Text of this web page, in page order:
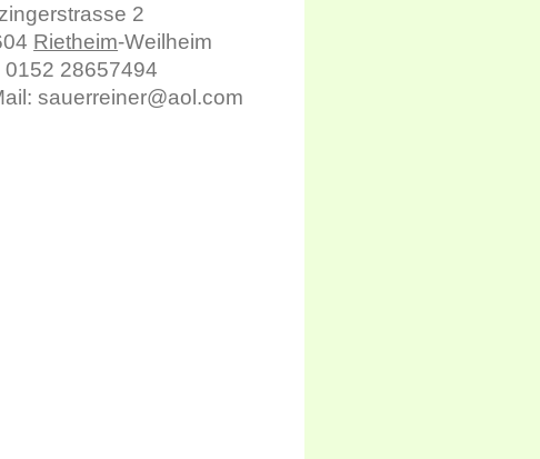
2
Rietheim-Weilheim
0152 28657494
sauerreiner@aol.com